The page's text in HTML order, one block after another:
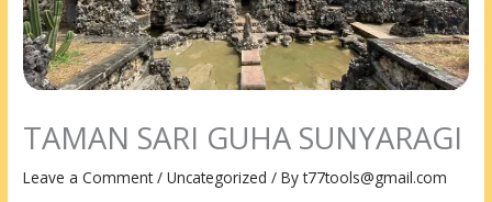
TAMAN SARI GUHA SUNYARAGI
Leave a Comment /Uncategorized / Byt77tools@gmail.com